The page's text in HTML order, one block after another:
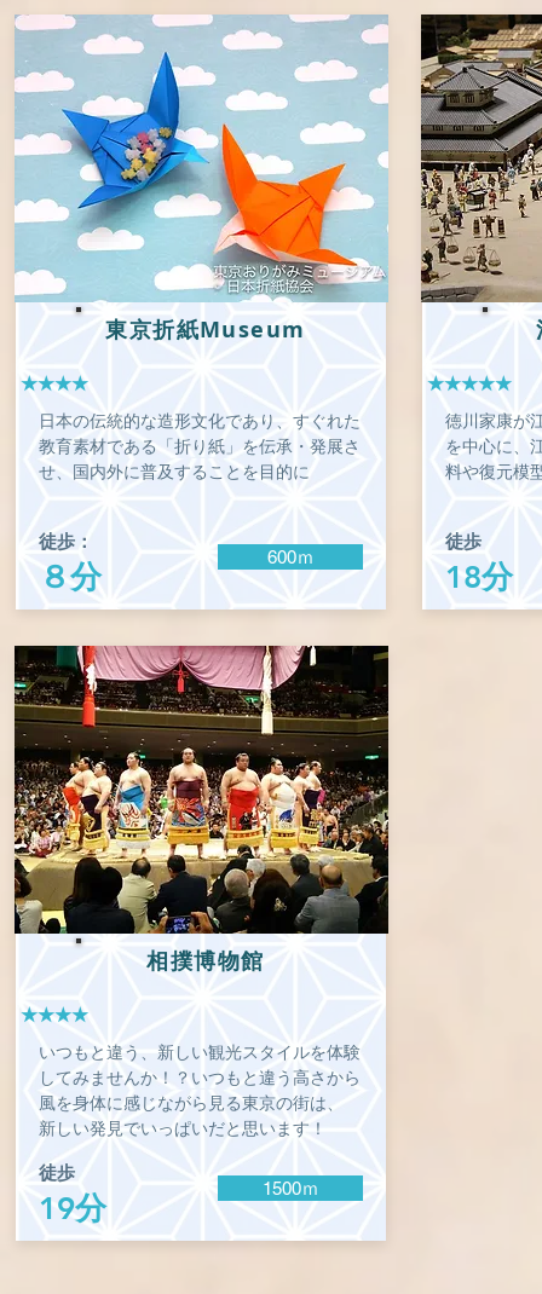
東京折紙Museum
★★★★
日本の伝統的な造形文化であり、すぐれた
教育素材である「折り紙」を伝承・発展さ
せ、国内外に普及することを目的に
徒歩：
８分
600ｍ
★★★★★
徳川家康が
を中心に、
料や復元模
徒歩
18分
相撲博物館
★★★★
いつもと違う、新しい観光スタイルを体験
してみませんか！？いつもと違う高さから
風を身体に感じながら見る東京の街は、
新しい発見でいっぱいだと思います！
徒歩
19分
1500ｍ